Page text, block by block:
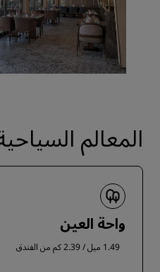
المعالم
واحة العين
1.49 ميل / 2.39 كم من الفندق